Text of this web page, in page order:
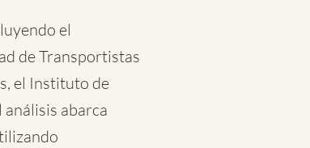
el
de Transportistas
el Instituto de
abarca